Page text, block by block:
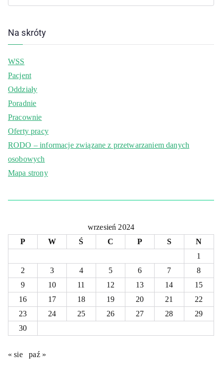
Na skróty
WSS
Pacjent
Oddziały
Poradnie
Pracownie
Oferty pracy
RODO – informacje związane z przetwarzaniem danych
osobowych
Mapa strony
wrzesień 2024
P
W Ś C P S
N
1
2
3 4 5 6 7
8
9
10 11 12 13 14
15
16
17 18 19 20 21
22
23
24 25 26 27 28
29
30
« sie paź »